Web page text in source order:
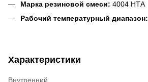
Марка резиновой смеси: 4004 НТА
Рабочий температурный диапазон:
Характеристики
Внутренний